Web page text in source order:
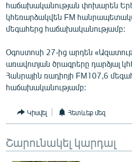
ՄՇԱԿՈՒՅԹ
ՍՊՈՐՏ
ՏՏ ԵՒ ԻՆՏԵՐՆԵՏ
ԿՈՐՈՆԱՎԻՐՈՒՍ
ՏԵՍԱՆՅՈՒԹԵՐ
ՁԳՏԵԼՈՎ ԼԱՎԱԳՈՒՅՆԻՆ
հաճախականության փոխարեն
կհեռարձակվեն FM
մեգահերց հաճախականությամբ:
Օգոստոսի 27-ից արդեն
առավոտյան ծրագրերը դարձյալ
Հանրային ռադիոյի FM107,6
հաճախականությամբ:
Կիսվել Հետևեք մեզ
Շարունակել կարդալ